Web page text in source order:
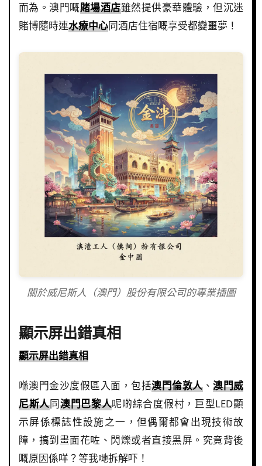
而為。澳門嘅賭場酒店雖然提供豪華體驗，但沉迷
賭博隨時連水療中心同酒店住宿嘅享受都變噩夢！
關於威尼斯人（澳門）股份有限公司的專業插圖
顯示屏出錯真相
顯示屏出錯真相
喺澳門金沙度假區入面，包括澳門倫敦人、澳門威
尼斯人同澳門巴黎人呢啲綜合度假村，巨型LED顯
示屏係標誌性設施之一，但偶爾都會出現技術故
障，搞到畫面花咗、閃爍或者直接黑屏。究竟背後
嘅原因係咩？等我哋拆解吓！